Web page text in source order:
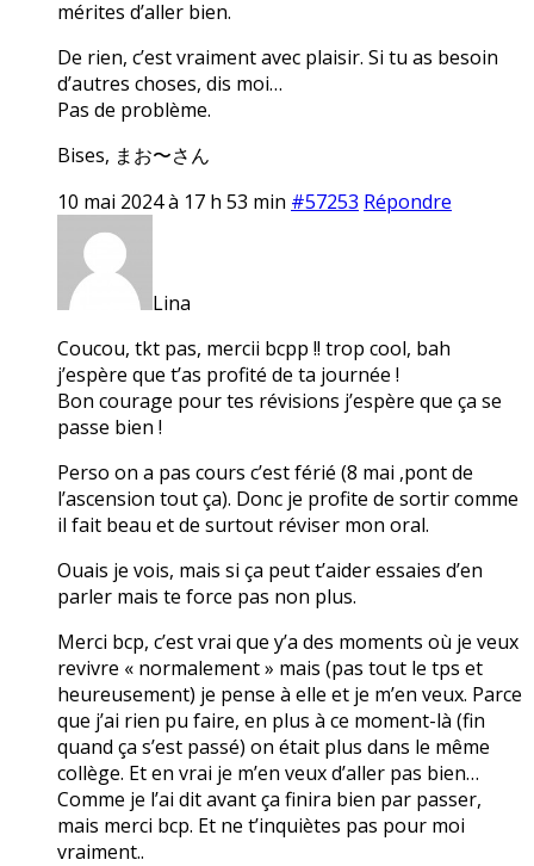
mérites d’aller bien.
De rien, c’est vraiment avec plaisir. Si tu as besoin
d’autres choses, dis moi…
Pas de problème.
Bises, まお〜さん
10 mai 2024 à 17 h 53 min #57253 Répondre
Lina
Coucou, tkt pas, mercii bcpp !! trop cool, bah
j’espère que t’as profité de ta journée !
Bon courage pour tes révisions j’espère que ça se
passe bien !
Perso on a pas cours c’est férié (8 mai ,pont de
l’ascension tout ça). Donc je profite de sortir comme
il fait beau et de surtout réviser mon oral.
Ouais je vois, mais si ça peut t’aider essaies d’en
parler mais te force pas non plus.
Merci bcp, c’est vrai que y’a des moments où je veux
revivre « normalement » mais (pas tout le tps et
heureusement) je pense à elle et je m’en veux. Parce
que j’ai rien pu faire, en plus à ce moment-là (fin
quand ça s’est passé) on était plus dans le même
collège. Et en vrai je m’en veux d’aller pas bien…
Comme je l’ai dit avant ça finira bien par passer,
mais merci bcp. Et ne t’inquiètes pas pour moi
vraiment..